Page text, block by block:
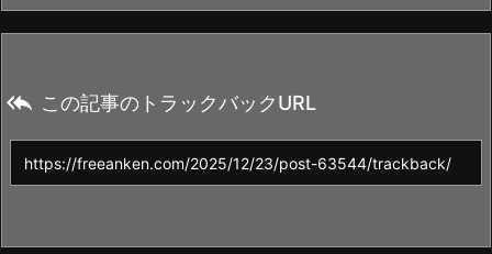
 この記事のトラックバックURL